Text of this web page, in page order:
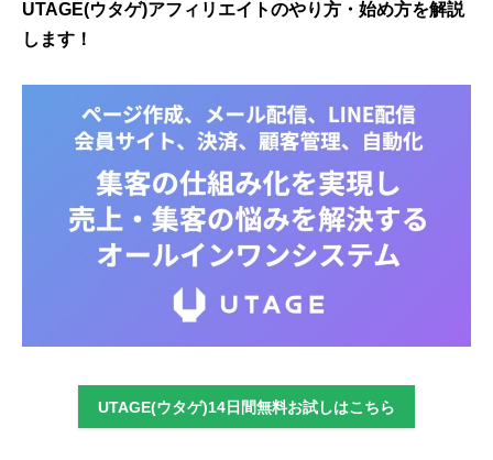
UTAGE(ウタゲ)アフィリエイトのやり方・始め方を解説
します！
UTAGE(ウタゲ)14日間無料お試しはこちら
プロフィール